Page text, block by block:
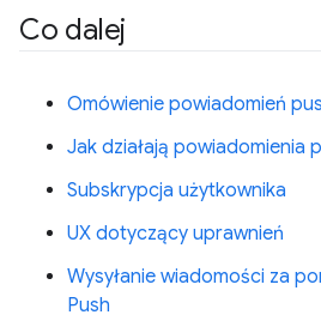
Co dalej
Omówienie powiadomień
Jak działają powiadomienia
Subskrypcja użytkownika
UX dotyczący uprawnień
Wysyłanie wiadomości za
Push